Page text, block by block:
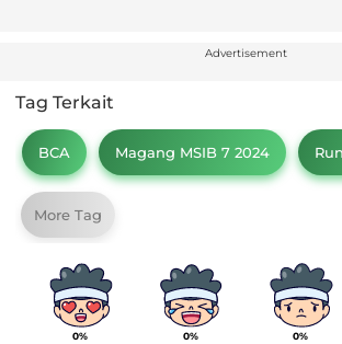
Advertisement
Tag Terkait
BCA Magang MSIB 7 2024
More Tag
0% 0% 0%